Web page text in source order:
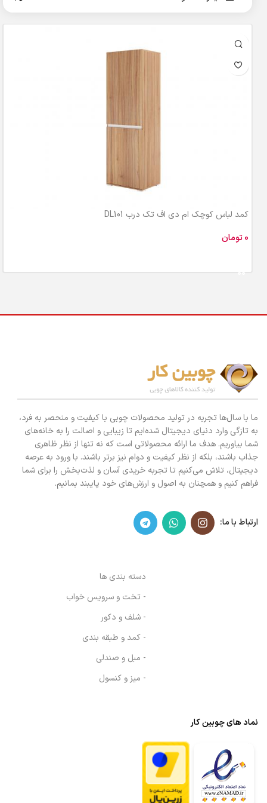
کمد لباس کوچک ام دی اف تک درب DL101
تومان
ما با سال‌ها تجربه در تولید محصولات چوبی با کیفیت و منحصر به فرد،
به تازگی وارد دنیای دیجیتال شده‌ایم تا زیبایی و اصالت را به خانه‌های
شما بیاوریم. هدف ما ارائه محصولاتی است که نه تنها از نظر ظاهری
جذاب باشند، بلکه از نظر کیفیت و دوام نیز برتر باشند. با ورود به عرصه
دیجیتال، تلاش می‌کنیم تا تجربه خریدی آسان و لذت‌بخش را برای شما
فراهم کنیم و همچنان به اصول و ارزش‌های خود پایبند بمانیم.
ارتباط با ما:
دسته بندی ها
- تخت و سرویس خواب
- شلف و دکور
- کمد و طبقه بندی
- مبل و صندلی
- میز و کنسول
نماد های چوبین کار